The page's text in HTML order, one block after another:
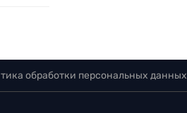
обработки персональных данных